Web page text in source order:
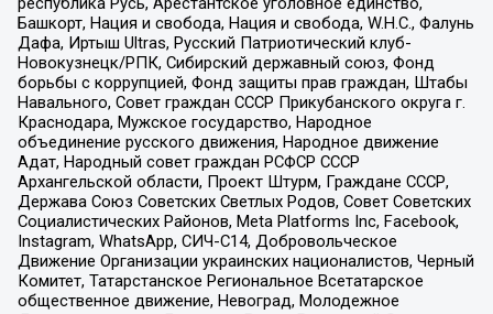
Башкорт, Нация и свобода, Нация и свобода, W.H.С., Фалунь
Дафа, Иртыш Ultras, Русский Патриотический клуб-
Новокузнецк/РПК, Сибирский державный союз, Фонд
борьбы с коррупцией, Фонд защиты прав граждан, Штабы
Навального, Совет граждан СССР Прикубанского округа г.
Краснодара, Мужское государство, Народное
объединение русского движения, Народное движение
Адат, Народный совет граждан РСФСР СССР
Архангельской области, Проект Штурм, Граждане СССР,
Держава Союз Советских Светлых Родов, Совет Советских
Социалистических Районов, Meta Platforms Inc, Facebook,
Instagram, WhatsApp, СИЧ-С14, Добровольческое
Движение Организации украинских националистов, Черный
Комитет, Татарстанское Региональное Всетатарское
общественное движение, Невоград, Молодежное